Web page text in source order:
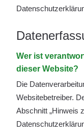
Wer ist
dieser Website?
Die
Websitebetreiber.
Abschnitt „Hinweis